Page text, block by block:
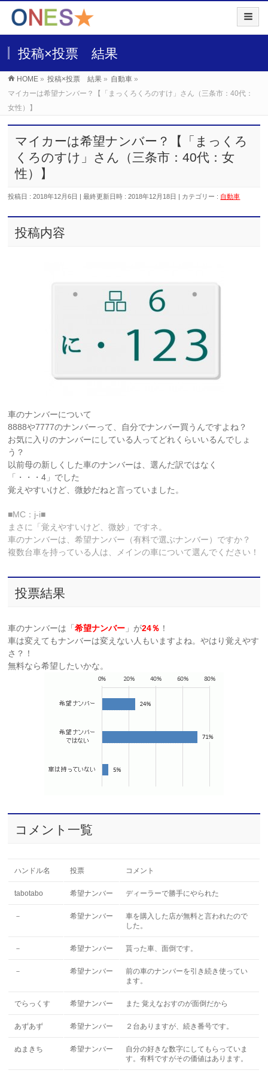
投稿×投票 結果
HOME » 投稿×投票 結果 » 自動車 »
マイカーは希望ナンバー？【「まっくろくろのすけ」さん（三条市：40代：
女性）】
マイカーは希望ナンバー？【「まっくろ
くろのすけ」さん（三条市：40代：女
性）】
投稿日 : 2018年12月6日 最終更新日時 : 2018年12月18日 カテゴリー : 自動車
投稿内容
車のナンバーについて
8888や7777のナンバーって、自分でナンバー買うんですよね？
お気に入りのナンバーにしている人ってどれくらいいるんでしょ
う？
以前母の新しくした車のナンバーは、選んだ訳ではなく
「・・・4」でした
覚えやすいけど、微妙だねと言っていました。
■MC：j-i■
まさに「覚えやすいけど、微妙」ですネ。
車のナンバーは、希望ナンバー（有料で選ぶナンバー）ですか？
複数台車を持っている人は、メインの車について選んでください！
投票結果
車のナンバーは「希望ナンバー 」が24％ ！
車は変えてもナンバーは変えない人もいますよね。やはり覚えやす
さ？！
無料なら希望したいかな。
コメント一覧
ハンドル名 投票 コメント
tabotabo 希望ナンバー ディーラーで勝手にやられた
－ 希望ナンバー
車を購入した店が無料と言われたので
した。
－ 希望ナンバー 貰った車、面倒です。
－ 希望ナンバー
前の車のナンバーを引き続き使ってい
ます。
でらっくす 希望ナンバー また 覚えなおすのが面倒だから
あずあず 希望ナンバー ２台ありますが、続き番号です。
ぬまきち 希望ナンバー
自分の好きな数字にしてもらっていま
す。有料ですがその価値はあります。